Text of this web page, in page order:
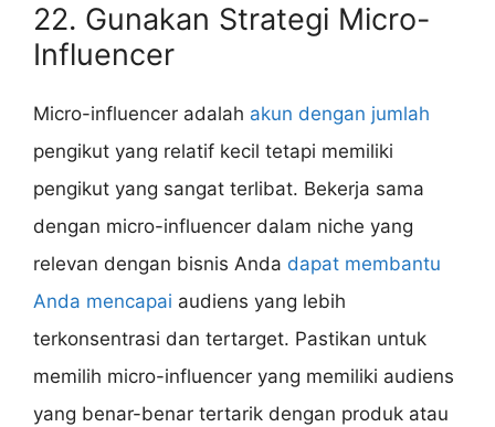
22. Gunakan Strategi Micro-
Influencer
Micro-influencer adalah akun dengan jumlah
pengikut yang relatif kecil tetapi memiliki
pengikut yang sangat terlibat. Bekerja sama
dengan micro-influencer dalam niche yang
relevan dengan bisnis Anda dapat membantu
Anda mencapai audiens yang lebih
terkonsentrasi dan tertarget. Pastikan untuk
memilih micro-influencer yang memiliki audiens
yang benar-benar tertarik dengan produk atau